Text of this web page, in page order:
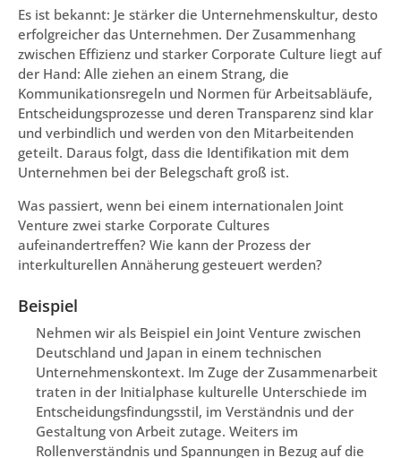
Es ist bekannt: Je stärker die Unternehmenskultur, desto
erfolgreicher das Unternehmen. Der Zusammenhang
zwischen Effizienz und starker Corporate Culture liegt auf
der Hand: Alle ziehen an einem Strang, die
Kommunikationsregeln und Normen für Arbeitsabläufe,
Entscheidungsprozesse und deren Transparenz sind klar
und verbindlich und werden von den Mitarbeitenden
geteilt. Daraus folgt, dass die Identifikation mit dem
Unternehmen bei der Belegschaft groß ist.
Was passiert, wenn bei einem internationalen Joint
Venture zwei starke Corporate Cultures
aufeinandertreffen? Wie kann der Prozess der
interkulturellen Annäherung gesteuert werden?
Beispiel
Nehmen wir als Beispiel ein Joint Venture zwischen
Deutschland und Japan in einem technischen
Unternehmenskontext. Im Zuge der Zusammenarbeit
traten in der Initialphase kulturelle Unterschiede im
Entscheidungsfindungsstil, im Verständnis und der
Gestaltung von Arbeit zutage. Weiters im
Rollenverständnis und Spannungen in Bezug auf die